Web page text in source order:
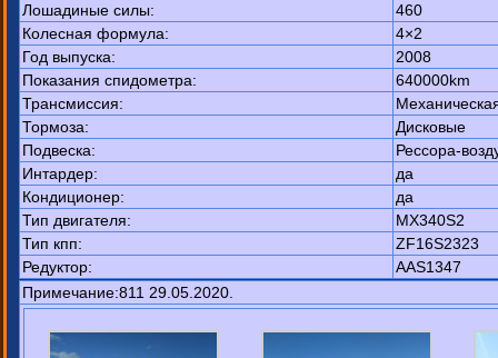
Лошадиные силы:
460
Колесная формула:
4×2
Год выпуска:
2008
Показания спидометра:
640000km
Трансмиссия:
Тормоза:
Дисковые
Подвеска:
Рессора-
Интардер:
да
Кондиционер:
да
Тип двигателя:
MX340S2
Тип кпп:
ZF16S2323
Редуктор:
AAS1347
Примечание:811 29.05.2020.